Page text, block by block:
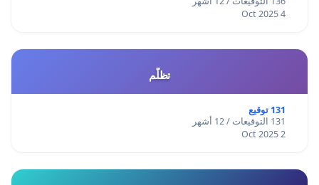
4 Oct 2025
تظلّم
131 توقيع
131 التوقيعات / 12 أشهر
2 Oct 2025